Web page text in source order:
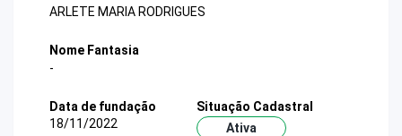
ARLETE MARIA RODRIGUES
Nome Fantasia
-
Data de fundação
18/11/2022
Situação Cadastral
Ativa